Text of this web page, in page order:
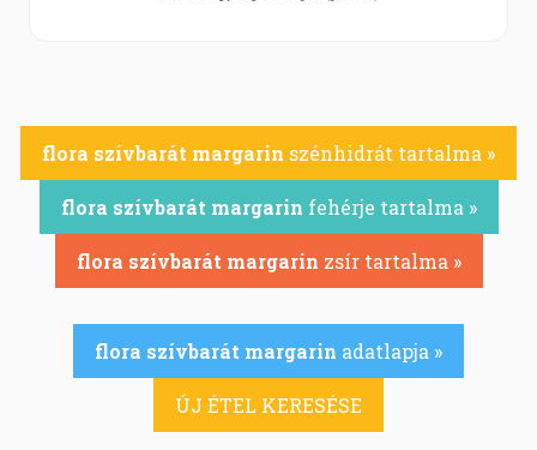
flora szívbarát margarin szénhidrát tartalma »
flora szívbarát margarin fehérje tartalma »
flora szívbarát margarin zsír tartalma »
flora szívbarát margarin adatlapja »
ÚJ ÉTEL KERESÉSE